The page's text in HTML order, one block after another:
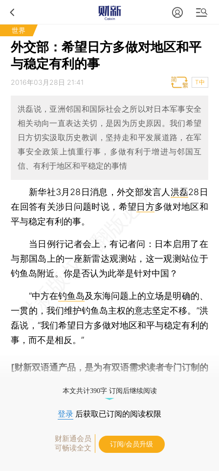
世界
外交部：希望日方多做对地区和平
与稳定有利的事
2016年03月28日 21:41 T中
洪磊说，亚洲邻国和国际社会之所以对日本军事安全
相关动向一直表达关切，是因为历史原因。我们希望
日方切实汲取历史教训，坚持走和平发展道路，在军
事安全政策上慎重行事，多做有利于增进与邻国互
信、有利于地区和平稳定的事情
新华社3月28日消息，外交部发言人 洪磊28日
在回答有关涉日问题时说，希望日方多做对地区和
平与稳定有利的事。
当日例行记者会上，有记者问：日本启用了在
与那国岛上的一座新雷达观测站，这一观测站位于
钓鱼岛附近。你是否认为此举是针对中国？
“中方在钓鱼岛及东海问题上的立场是明确的、
一贯的，我们维护钓鱼岛主权的意志坚定不移。”洪
磊说，“我们希望日方多做对地区和平与稳定有利的
事，而不是相反。”
[财新双语通产品，是为有双语需求读者专门订制的
本文共计390字 订阅后继续阅读
登录 后获取已订阅的阅读权限
财新通会员
可畅读全文
订阅/会员升级